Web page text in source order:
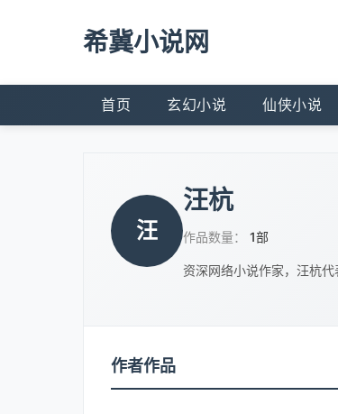
希冀小说网
首页 玄幻小说 仙侠小说
汪
汪杭
作品数量： 1部
资深网络小说作家，汪杭
作者作品